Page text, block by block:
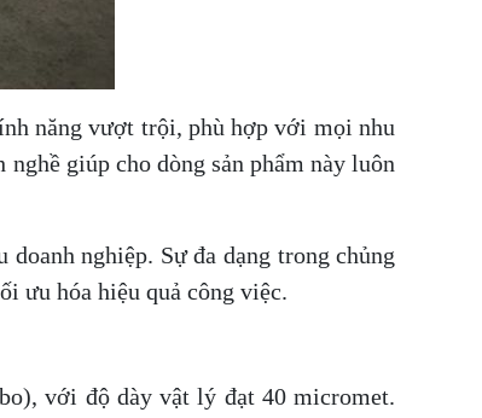
năng vượt trội, phù hợp với mọi nhu
giúp cho dòng sản phẩm này luôn
nghiệp. Sự đa dạng trong chủng
ưu hóa hiệu quả công việc.
với độ dày vật lý đạt 40 micromet.